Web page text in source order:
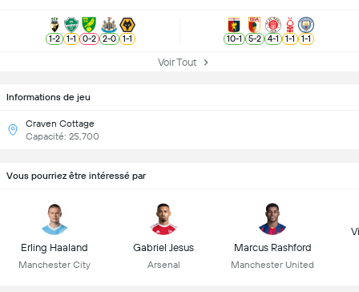
Informations de jeu
Craven Cottage
Capacité: 25,700
1-2 1-1 0-2 2-0 1-1 10-1 5-2 4-1 1-1 1-1
Voir Tout
Vous pourriez être intéressé par
Erling Haaland
Manchester City
Gabriel Jesus
Arsenal
Marcus Rashford
Manchester United